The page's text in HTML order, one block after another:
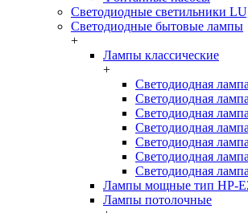
Светодиодные светильники
Светодиодные бытовые лампы
+
Лампы классические
+
Светодиодная
Светодиодная
Светодиодная
Светодиодная
Светодиодная
Светодиодная
Светодиодная
Лампы мощные тип HP-
Лампы потолочные